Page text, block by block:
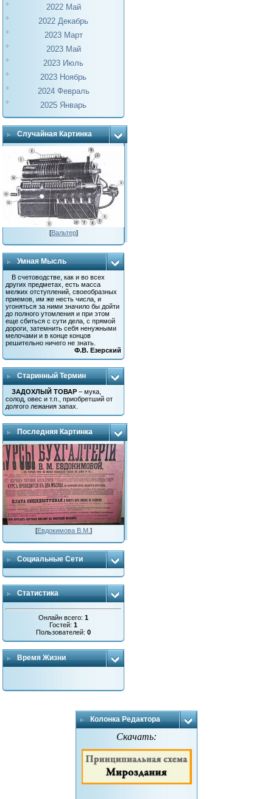
2022 Май
2022 Декабрь
2023 Март
2023 Май
2023 Июль
2023 Ноябрь
2024 Февраль
2025 Январь
Случайная Картинка
[Вальтер]
Умная Мысль
В счетоводстве, как и во всех
других предметах, есть масса
мелких отступлений, своеобразных
приемов, им же несть числа, и
угоняться за ними значило бы дойти
до полного утомления и при этом
еще сбиться с сути дела, с прямой
дороги, затемнить себя ненужными
мелочами и в конце концов
решительно ничего не знать.
Ф.В. Езерский
Старинный Термин
ЗАДОХЛЫЙ ТОВАР – мука,
солод, овес и т.п., приобретший от
долгого лежания запах.
Последняя Картинка
[Евдокимова В.М. ]
Социальные Сети
Статистика
Онлайн всего:1
Гостей:1
Пользователей:0
Время Жизни
Колонка Редактора
Скачать: